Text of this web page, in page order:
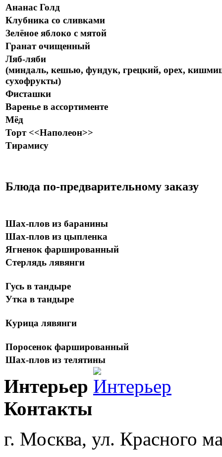
Ананас Голд
Клубника со сливками
Зелёное яблоко с мятой
Гранат очищенный
Ляб-ляби
(миндаль, кешью, фундук, грецкий, орех,
сухофрукты)
Фисташки
Варенье в ассортименте
Мёд
Торт <<Наполеон>>
Тирамису
Блюда по-предварительному заказу
Шах-плов из баранины
Шах-плов из цыпленка
Ягненок фаршированный
Стерлядь лявянги
Гусь в тандыре
Утка в тандыре
Курица лявянги
Поросенок фаршированный
Шах-плов из телятины
Интерьер
Контакты
г. Москва, ул. Красного